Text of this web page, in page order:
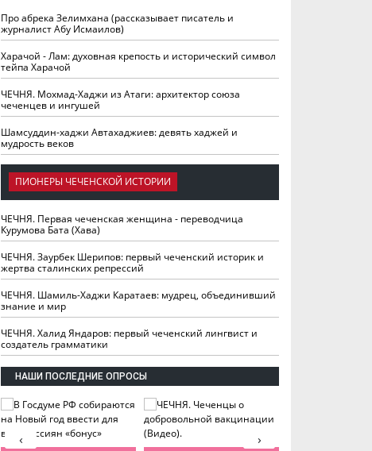
Про абрека Зелимхана (рассказывает писатель и
журналист Абу Исмаилов)
Харачой - Лам: духовная крепость и исторический символ
тейпа Харачой
ЧЕЧНЯ. Мохмад-Хаджи из Атаги: архитектор союза
чеченцев и ингушей
Шамсуддин-хаджи Автахаджиев: девять хаджей и
мудрость веков
ПИОНЕРЫ ЧЕЧЕНСКОЙ ИСТОРИИ
ЧЕЧНЯ. Первая чеченская женщина - переводчица
Курумова Бата (Хава)
ЧЕЧНЯ. Заурбек Шерипов: первый чеченский историк и
жертва сталинских репрессий
ЧЕЧНЯ. Шамиль-Хаджи Каратаев: мудрец, объединивший
знание и мир
ЧЕЧНЯ. Халид Яндаров: первый чеченский лингвист и
создатель грамматики
НАШИ ПОСЛЕДНИЕ ОПРОСЫ
›
‹